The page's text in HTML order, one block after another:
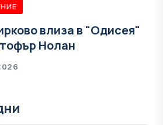
влиза в "Одисея"
Нолан